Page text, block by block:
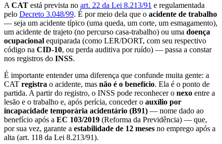
A CAT está prevista no art. 22 da Lei 8.213/91 e regulamentada
pelo Decreto 3.048/99. É por meio dela que o acidente de trabalho
— seja um acidente típico (uma queda, um corte, um esmagamento),
um acidente de trajeto (no percurso casa-trabalho) ou uma doença
ocupacional equiparada (como LER/DORT, com seu respectivo
código na CID-10, ou perda auditiva por ruído) — passa a constar
nos registros do INSS.
É importante entender uma diferença que confunde muita gente: a
CAT registra o acidente, mas não é o benefício. Ela é o ponto de
partida. A partir do registro, o INSS pode reconhecer o nexo entre a
lesão e o trabalho e, após perícia, conceder o auxílio por
incapacidade temporária acidentário (B91) — nome dado ao
benefício após a EC 103/2019 (Reforma da Previdência) — que,
por sua vez, garante a estabilidade de 12 meses no emprego após a
alta (art. 118 da Lei 8.213/91).